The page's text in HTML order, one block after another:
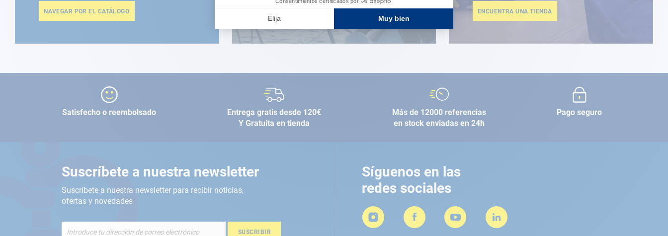
NAVEGAR POR EL CATÁLOGO ENCUENTRA UNA TIENDA
Satisfecho o reembolsado
Entrega gratis desde 120€
Y Gratuita en tienda
Más de 12000 referencias
en stock enviadas en 24h
Pago seguro
Suscríbete a nuestra newsletter
Suscríbete a nuestra newsletter para recibir noticias,
ofertas y novedades
SUSCRIBIR
Síguenos en las
redes sociales